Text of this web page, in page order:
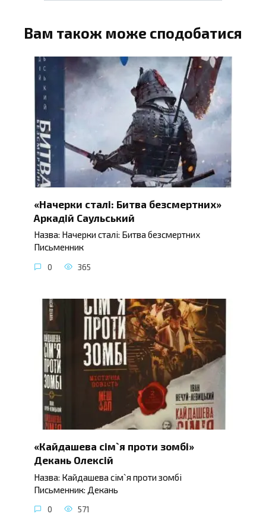
Вам також може сподобатися
«Начерки сталі: Битва безсмертних»
Аркадій Саульський
Назва: Начерки сталі: Битва безсмертних
Письменник
0 365
«Кайдашева сім`я проти зомбі»
Декань Олексій
Назва: Кайдашева сім`я проти зомбі
Письменник: Декань
0 571